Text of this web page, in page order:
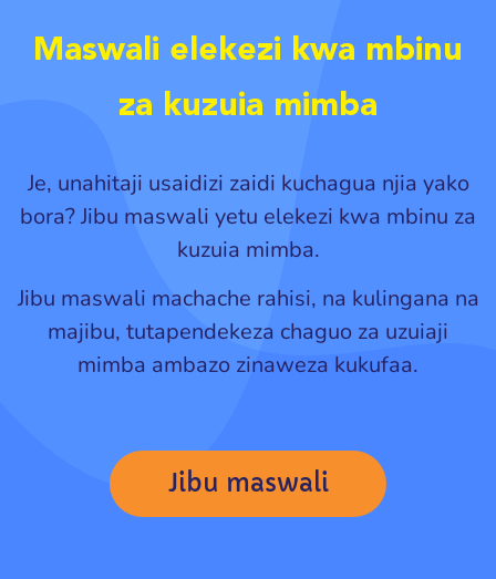
Maswali elekezi kwa mbinu
za kuzuia mimba
Je, unahitaji usaidizi zaidi kuchagua njia yako
bora? Jibu maswali yetu elekezi kwa mbinu za
kuzuia mimba.
Jibu maswali machache rahisi, na kulingana na
majibu, tutapendekeza chaguo za uzuiaji
mimba ambazo zinaweza kukufaa.
Jibu maswali